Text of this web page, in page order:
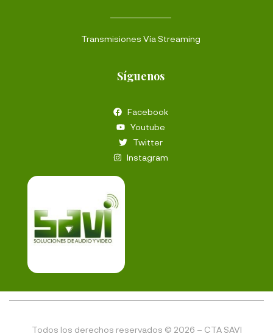
Transmisiones Vía Streaming
Síguenos
Facebook
Youtube
Twitter
Instagram
Todos los derechos reservados © 2026 – CTA SAVI